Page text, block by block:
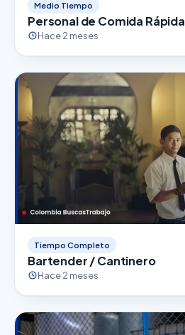
Medio Tiempo
Personal de Comida Rápida
Hace 2 meses
Tiempo Completo
Bartender / Cantinero
Hace 2 meses